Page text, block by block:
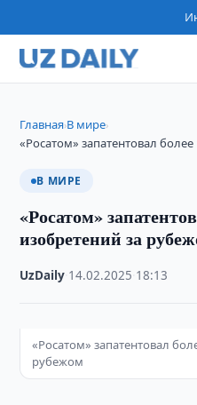
Главная›В мире›
«Росатом» запатентовал
В МИРЕ
«Росатом»
изобретений за
UzDaily 14.02.2025 18:13
«Росатом» запатентовал
рубежом